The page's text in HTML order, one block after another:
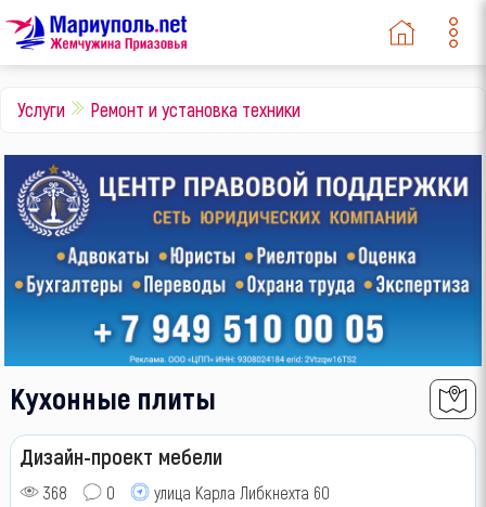
Охрана и безопасность
Услуги для животных
Ритуальные услуги
Прием вторсырья
Услуги Ремонт и установка техники
Кухонные плиты
Дизайн-проект мебели
368 0 улица Карла Либкнехта 60